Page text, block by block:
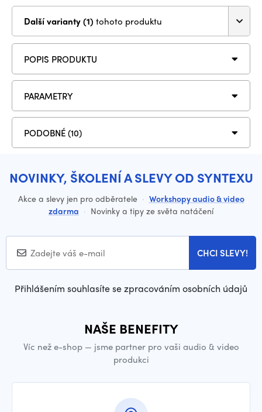
Další varianty (1) tohoto produktu
POPIS PRODUKTU
PARAMETRY
PODOBNÉ (10)
NOVINKY, ŠKOLENÍ A SLEVY OD SYNTEXU
Akce a slevy jen pro odběratele · Workshopy audio & video
zdarma · Novinky a tipy ze světa natáčení
CHCI SLEVY!
Přihlášením souhlasíte se zpracováním osobních údajů
NAŠE BENEFITY
Víc než e-shop — jsme partner pro vaši audio & video
produkci